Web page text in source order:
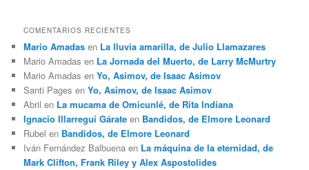
COMENTARIOS RECIENTES
Mario Amadas en La lluvia amarilla, de Julio Llamazares
Mario Amadas en La Jornada del Muerto, de Larry McMurtry
Mario Amadas enYo, Asimov, de Isaac Asimov
Santi Pages enYo, Asimov, de Isaac Asimov
Abril en La mucama de Omicunlé, de Rita Indiana
Ignacio Illarregui Gárate en Bandidos, de Elmore Leonard
Rubel en Bandidos, de Elmore Leonard
Iván Fernández Balbuena en La máquina de la eternidad, de
Mark Clifton, Frank Riley y Alex Aspostolides